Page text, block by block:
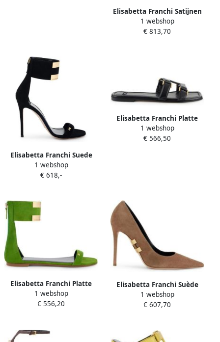
Elisabetta Franchi Satijnen
Sandalen met Plateauzool
1 webshop
€ 813,70
Elisabetta Franchi Suede
Sandalen met Logo van
Juwelen
1 webshop
€ 618,-
Elisabetta Franchi Platte
Nappa Lederen Sandalen
1 webshop
€ 566,50
Elisabetta Franchi Platte
suède sandalen
1 webshop
€ 556,20
Elisabetta Franchi Suède
Pumps met Juweel Logo
1 webshop
€ 607,70